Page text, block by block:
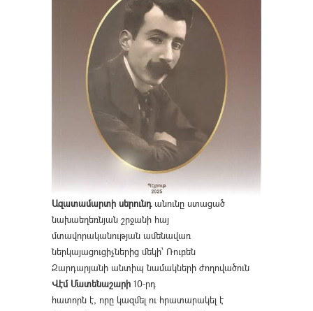
Ազատամարտի սերունդանունը ստացած
նախաեղեռնյան շրջանի հայ
մտավորականության ամենավառ
ներկայացուցիչներից մեկի՝ Ռուբեն
Զարդարյանի անտիպ նամակների ժողովածուն
Վէմ Մատենաշարի 10-րդ
հատորն է, որը կազմել ու հրատարակել է